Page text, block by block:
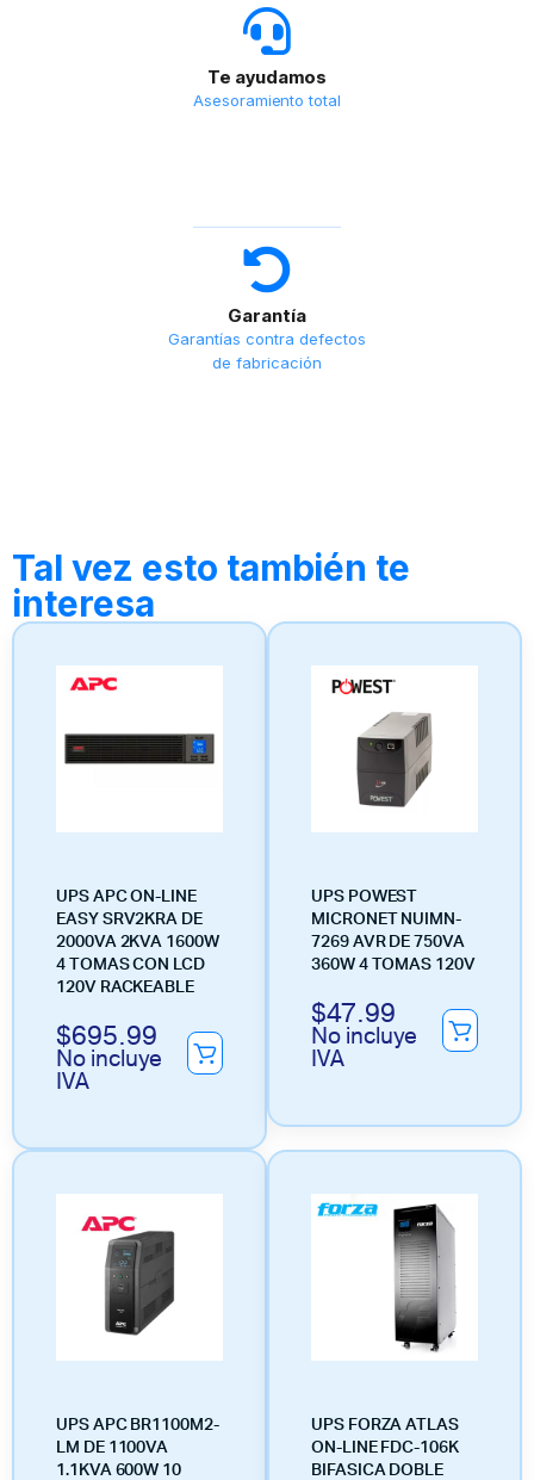
Te ayudamos
Asesoramiento total
Garantía
Garantías contra defectos
de fabricación
Tal vez esto también te
interesa
UPS APC ON-LINE
EASY SRV2KRA DE
2000VA 2KVA 1600W
4 TOMAS CON LCD
120V RACKEABLE
$695.99
No incluye
IVA
UPS POWEST
MICRONET NUIMN-
7269 AVR DE 750VA
360W 4 TOMAS 120V
$47.99
No incluye
IVA
UPS APC BR1100M2-
LM DE 1100VA
1.1KVA 600W 10
UPS FORZA ATLAS
ON-LINE FDC-106K
BIFASICA DOBLE